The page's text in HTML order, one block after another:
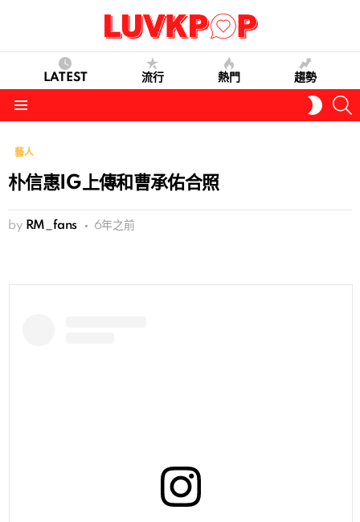
LATEST 流行 熱門 趨勢
SKIN
藝人
朴信惠IG上傳和曹承佑合照
by RM_fans 6年之前